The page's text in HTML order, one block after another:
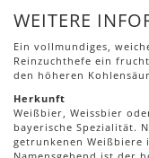
WEITERE
Ein vollmundiges,
Reinzuchthefe ein
den höheren
Herkunft
Weißbier, Weissbier
bayerische Spezialität.
getrunkenen Weißbiere